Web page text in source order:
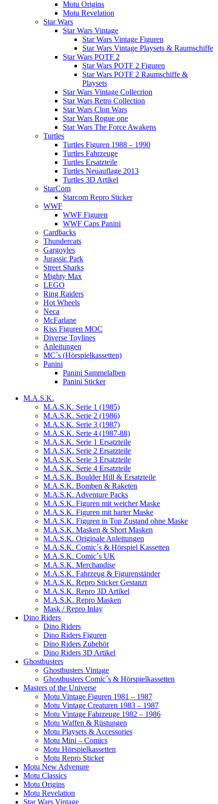
Motu Origins
Motu Revelation
Star Wars
Star Wars Vintage
Star Wars Vintage Figuren
Star Wars Vintage Playsets & Raumschiffe
Star Wars POTF 2
Star Wars POTF 2 Figuren
Star Wars POTF 2 Raumschiffe &
Playsets
Star Wars Vintage Collecrion
Star Wars Retro Collection
Star Wars Clon Wars
Star Wars Rogue one
Star Wars The Force Awakens
Turtles
Turtles Figuren 1988 – 1990
Turtles Fahrzeuge
Turtles Ersatzteile
Turtles Neuauflage 2013
Turtles 3D Artikel
StarCom
Starcom Repro Sticker
WWF
WWF Figuren
WWF Caps Panini
Cardbacks
Thundercats
Gargoyles
Jurassic Park
Street Sharks
Mighty Max
LEGO
Ring Raiders
Hot Wheels
Neca
McFarlane
Kiss Figuren MOC
Diverse Toylines
Anleitungen
MC´s (Hörspielkassetten)
Panini
Panini Sammelalben
Panini Sticker
M.A.S.K.
M.A.S.K. Serie 1 (1985)
M.A.S.K. Serie 2 (1986)
M.A.S.K. Serie 3 (1987)
M.A.S.K. Serie 4 (1987-88)
M.A.S.K. Serie 1 Ersatzteile
M.A.S.K. Serie 2 Ersatzteile
M.A.S.K. Serie 3 Ersatzteile
M.A.S.K. Serie 4 Ersatzteile
M.A.S.K. Boulder Hill & Ersatzteile
M.A.S.K. Bomben & Raketen
M.A.S.K. Adventure Packs
M.A.S.K. Figuren mit weicher Maske
M.A.S.K. Figuren mit harter Maske
M.A.S.K. Figuren in Top Zustand ohne Maske
M.A.S.K. Masken & Short Masken
M.A.S.K. Originale Anleitungen
M.A.S.K. Comic´s & Hörspiel Kassetten
M.A.S.K. Comic´s UK
M.A.S.K. Merchandise
M.A.S.K. Fahrzeug & Figurenständer
M.A.S.K. Repro Sticker Gestanzt
M.A.S.K. Repro 3D Artikel
M.A.S.K. Repro Masken
Mask / Repro Inlay
Dino Riders
Dino Riders
Dino Riders Figuren
Dino Riders Zubehör
Dino Riders 3D Artikel
Ghostbusters
Ghostbusters Vintage
Ghostbusters Comic´s & Hörspielkassetten
Masters of the Universe
Motu Vintage Figuren 1981 – 1987
Motu Vintage Creaturen 1983 – 1987
Motu Vintage Fahrzeuge 1982 – 1986
Motu Waffen & Rüstungen
Motu Playsets & Accessories
Motu Mini – Comics
Motu Hörspielkassetten
Motu Repro Sticker
Motu New Advenure
Motu Classics
Motu Origins
Motu Revelation
Star Wars Vintage